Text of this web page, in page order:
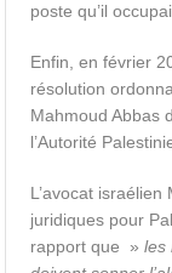
poste qu’il
Enfin, en février
résolution
Mahmoud Abbas
l’Autorité
L’avocat
juridiques pour
rapport que »les